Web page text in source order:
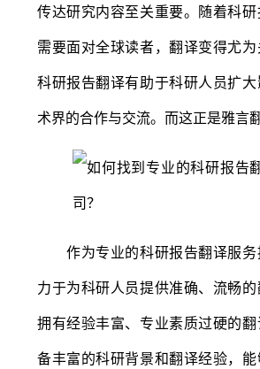
传达研究内容至关重要。随着科研
需要面对全球读者，翻译变得尤
科研报告翻译有助于科研人员扩
术界的合作与交流。而这正是雅言
作为专业的科研报告翻译服务
力于为科研人员提供准确、流畅
拥有经验丰富、专业素质过硬的
备丰富的科研背景和翻译经验，